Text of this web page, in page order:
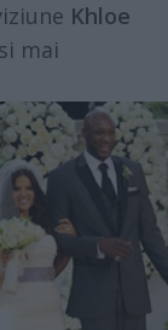
Khloe
mai